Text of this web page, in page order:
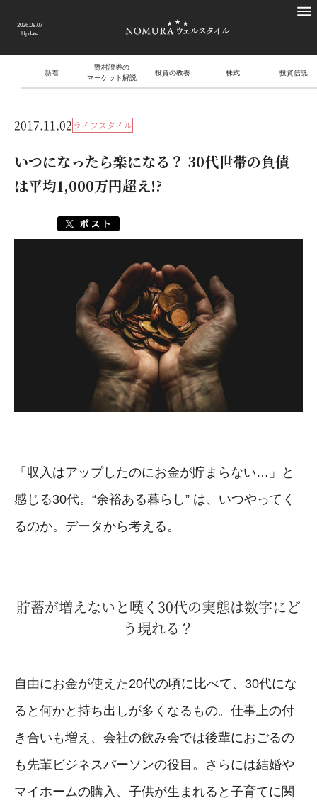
2026.08.07
Update
新着
野村證券の
マーケット解説
投資の教養 株式 投資信託
2017.11.02 ライフスタイル
いつになったら楽になる？ 30代世帯の負債
は平均1,000万円超え!?
「収入はアップしたのにお金が貯まらない…」と
感じる30代。“余裕ある暮らし” は、いつやってく
るのか。データから考える。
貯蓄が増えないと嘆く30代の実態は数字にど
う現れる？
自由にお金が使えた20代の頃に比べて、30代にな
ると何かと持ち出しが多くなるもの。仕事上の付
き合いも増え、会社の飲み会では後輩におごるの
も先輩ビジネスパーソンの役目。さらには結婚や
マイホームの購入、子供が生まれると子育てに関